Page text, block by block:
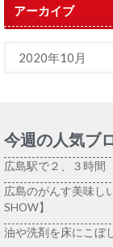
アーカイブ
今週の人気ブ
広島駅で２、３時間
広島のがんす美味し
SHOW】
油や洗剤を床にこぼ